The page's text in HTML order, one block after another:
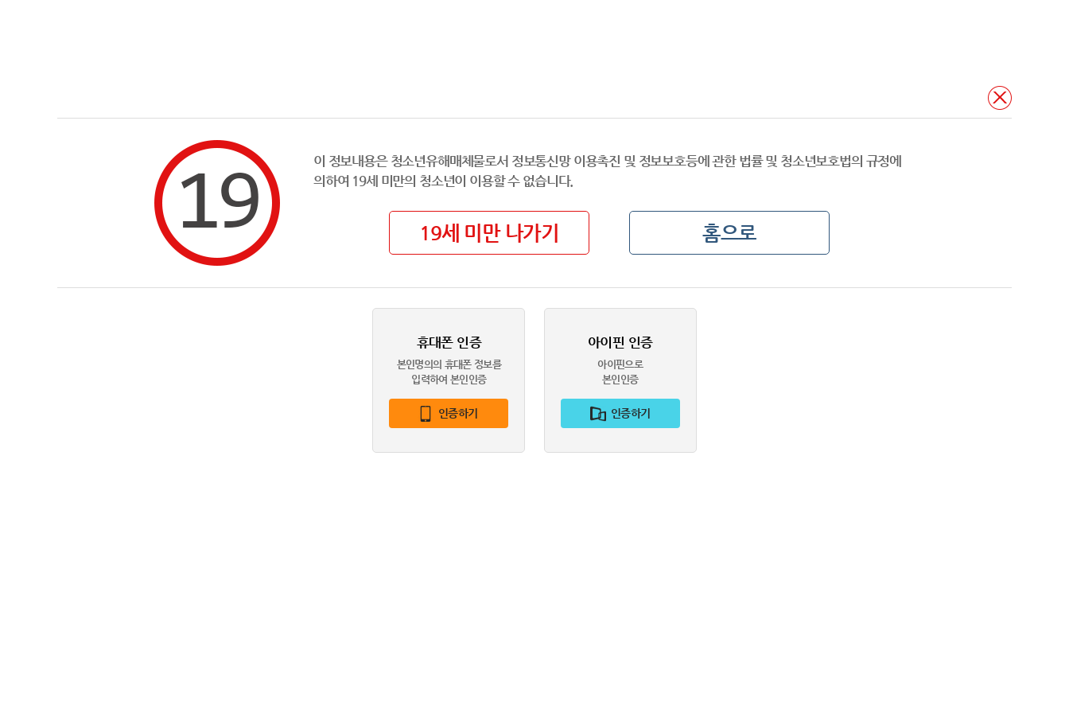
이 정보내용은 청소년유해매체물로서 정보통신망 이용촉진 및 정보보호등에 관한 법률 및 청소년보호법의 규정에
의하여 19세 미만의 청소년이 이용할 수 없습니다.
19세 미만 나가기 홈으로
휴대폰 인증
본인명의의 휴대폰 정보를
입력하여 본인인증
인증하기
아이핀 인증
아이핀으로
본인인증
인증하기